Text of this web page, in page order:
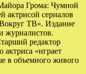
Грома: Чумной
актрисой сериалов
ТВ». Издание
журналистов.
редактор
актриса «играет
в объемного живого